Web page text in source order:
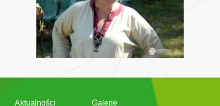
Aktualności
Galerie